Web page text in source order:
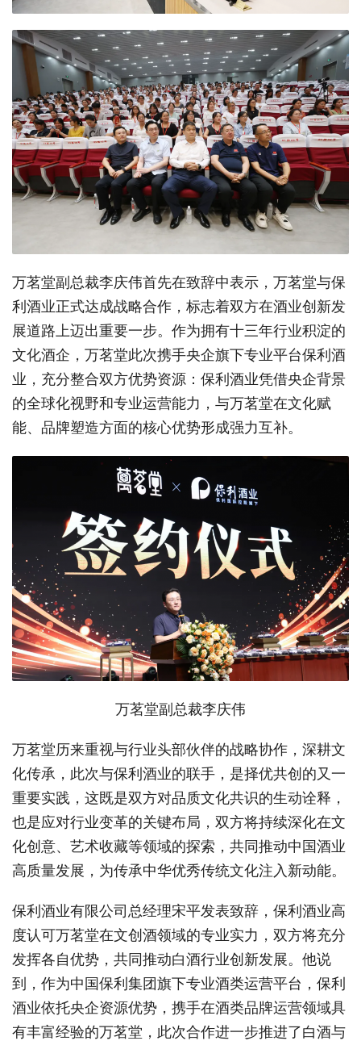
万茗堂副总裁李庆伟首先在致辞中表示，万茗堂与保
利酒业正式达成战略合作，标志着双方在酒业创新发
展道路上迈出重要一步。作为拥有十三年行业积淀的
文化酒企，万茗堂此次携手央企旗下专业平台保利酒
业，充分整合双方优势资源：保利酒业凭借央企背景
的全球化视野和专业运营能力，与万茗堂在文化赋
能、品牌塑造方面的核心优势形成强力互补。
万茗堂副总裁李庆伟
万茗堂历来重视与行业头部伙伴的战略协作，深耕文
化传承，此次与保利酒业的联手，是择优共创的又一
重要实践，这既是双方对品质文化共识的生动诠释，
也是应对行业变革的关键布局，双方将持续深化在文
化创意、艺术收藏等领域的探索，共同推动中国酒业
高质量发展，为传承中华优秀传统文化注入新动能。
保利酒业有限公司总经理宋平发表致辞，保利酒业高
度认可万茗堂在文创酒领域的专业实力，双方将充分
发挥各自优势，共同推动白酒行业创新发展。他说
到，作为中国保利集团旗下专业酒类运营平台，保利
酒业依托央企资源优势，携手在酒类品牌运营领域具
有丰富经验的万茗堂，此次合作进一步推进了白酒与